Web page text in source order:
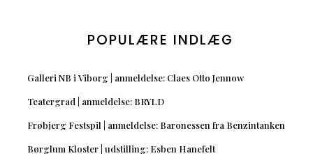
POPULÆRE INDLÆG
Galleri NB i Viborg | anmeldelse: Claes Otto Jennow
Teatergrad | anmeldelse: BRYLD
Frøbjerg Festspil | anmeldelse: Baronessen fra Benzintanken
Børglum Kloster | udstilling: Esben Hanefelt